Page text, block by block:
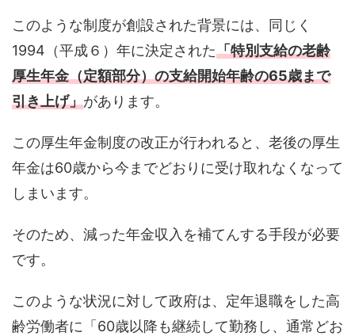
このような制度が創設された背景には、同じく
1994（平成６）年に決定された「特別支給の老齢
厚生年金（定額部分）の支給開始年齢の65歳まで
引き上げ」があります。
この厚生年金制度の改正が行われると、老後の厚生
年金は60歳から今までどおりに受け取れなくなって
しまいます。
そのため、減った年金収入を補てんする手段が必要
です。
このような状況に対して政府は、定年退職をした高
齢労働者に「60歳以降も継続して勤務し、通常どお